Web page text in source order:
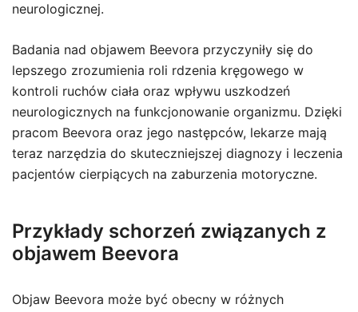
neurologicznej.
Badania nad objawem Beevora przyczyniły się do
lepszego zrozumienia roli rdzenia kręgowego w
kontroli ruchów ciała oraz wpływu uszkodzeń
neurologicznych na funkcjonowanie organizmu. Dzięki
pracom Beevora oraz jego następców, lekarze mają
teraz narzędzia do skuteczniejszej diagnozy i leczenia
pacjentów cierpiących na zaburzenia motoryczne.
Przykłady schorzeń związanych z
objawem Beevora
Objaw Beevora może być obecny w różnych